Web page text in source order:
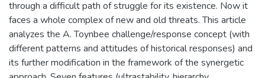
through a difficult path of struggle for its existence. Now it
faces a whole complex of new and old threats. This article
analyzes the A. Toynbee challenge/response concept (with
different patterns and attitudes of historical responses) and
its further modification in the framework of the synergetic